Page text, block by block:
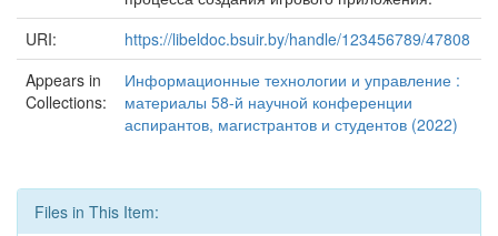
URI:
https://libeldoc.bsuir.by/handle/123456789/47808
Appears in
Collections:
Информационные технологии и управление :
материалы 58-й научной конференции
аспирантов, магистрантов и студентов (2022)
Files in This Item: